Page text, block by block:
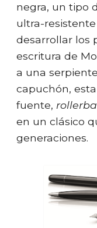
negra, un tipo
ultra-
desarrollar los
escritura de
a una
capuchón,
fuente,
en un clásico
generaciones.